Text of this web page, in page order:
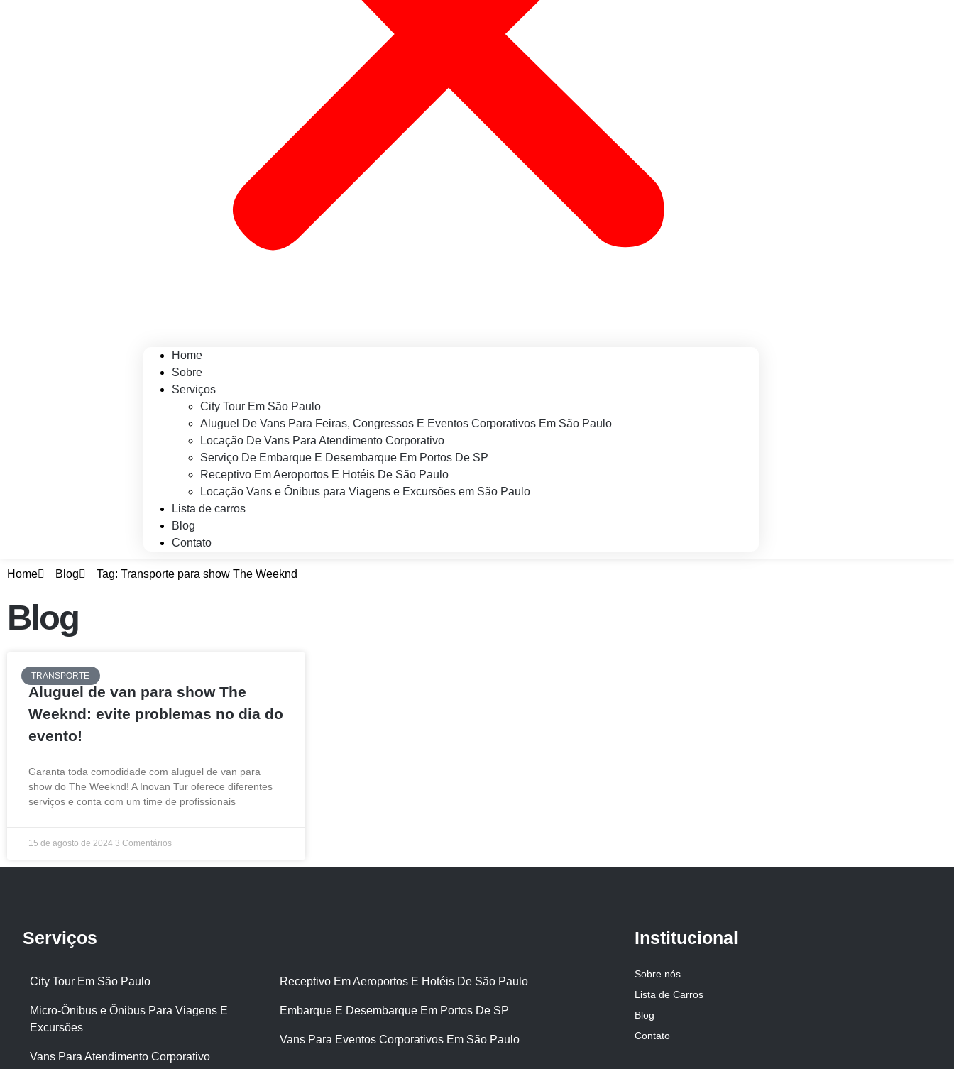
Home
Sobre
Serviços
City Tour Em São Paulo
Aluguel De Vans Para Feiras, Congressos E Eventos Corporativos Em São Paulo
Locação De Vans Para Atendimento Corporativo
Serviço De Embarque E Desembarque Em Portos De SP
Receptivo Em Aeroportos E Hotéis De São Paulo
Locação Vans e Ônibus para Viagens e Excursões em São Paulo
Lista de carros
Blog
Contato
Home Blog Tag: Transporte para show The Weeknd
Blog
TRANSPORTE
Aluguel de van para show The
Weeknd: evite problemas no dia do
evento!
Garanta toda comodidade com aluguel de van para
show do The Weeknd! A Inovan Tur oferece diferentes
serviços e conta com um time de profissionais
15 de agosto de 2024 3 Comentários
Serviços
City Tour Em São Paulo
Micro-Ônibus e Ônibus Para Viagens E
Excursões
Vans Para Atendimento Corporativo
Receptivo Em Aeroportos E Hotéis De São Paulo
Embarque E Desembarque Em Portos De SP
Vans Para Eventos Corporativos Em São Paulo
Institucional
Sobre nós
Lista de Carros
Blog
Contato